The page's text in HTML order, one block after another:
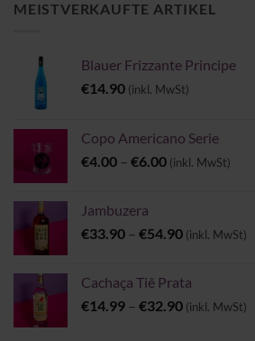
MEISTVERKAUFTE ARTIKEL
Blauer Frizzante Principe
€14.90 (inkl. MwSt)
Copo Americano Serie
€4.00 – €6.00Preisspanne:
(inkl. MwSt)
Jambuzera
€33.90 – €54.90Preisspanne:
€54.90
(inkl. MwSt)
Cachaça Tiê Prata
€14.99 – €32.90Preisspanne:
(inkl. MwSt)